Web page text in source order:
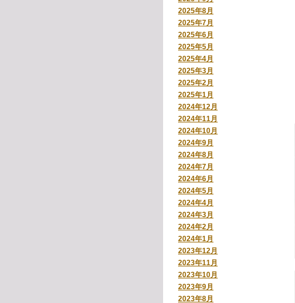
2025年8月
2025年7月
2025年6月
2025年5月
2025年4月
2025年3月
2025年2月
2025年1月
2024年12月
2024年11月
2024年10月
2024年9月
2024年8月
2024年7月
2024年6月
2024年5月
2024年4月
2024年3月
2024年2月
2024年1月
2023年12月
2023年11月
2023年10月
2023年9月
2023年8月